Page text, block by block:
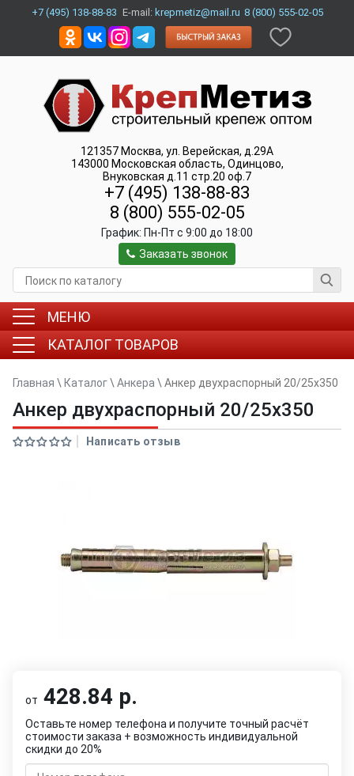
+7 (495) 138-88-83 E-mail: krepmetiz@mail.ru 8 (800) 555-02-05
121357 Москва, ул. Верейская, д.29А
143000 Московская область, Одинцово,
Внуковская д.11 стр.20 оф.7
+7 (495) 138-88-83
8 (800) 555-02-05
График: Пн-Пт c 9:00 до 18:00
Заказать звонок
МЕНЮ
КАТАЛОГ ТОВАРОВ
Главная \ Каталог\ Анкера \ Анкер двуxраспорный 20/25x350
Анкер двуxраспорный 20/25x350
Написать отзыв
от 428.84 р.
Оставьте номер телефона и получите точный расчёт
стоимости заказа + возможность индивидуальной
скидки до 20%